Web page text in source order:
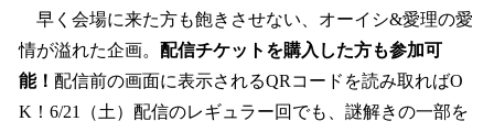
早く会場に来た方も飽きさせない、オーイシ&愛理の愛
情が溢れた企画。 配信チケットを購入した方も参加可
能！ 配信前の画面に表示されるQRコードを読み取ればO
K！6/21（土）配信のレギュラー回でも、謎解きの一部を